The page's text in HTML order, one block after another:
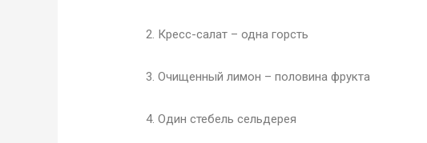
2. Кресс-салат – одна горсть
3. Очищенный лимон – половина фрукта
4. Один стебель сельдерея